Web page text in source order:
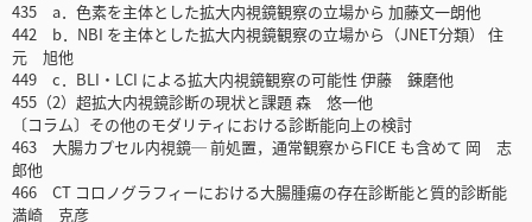
435 a．色素を主体とした拡大内視鏡観察の立場から 加藤文一朗他
442 b．NBI を主体とした拡大内視鏡観察の立場から（JNET分類） 住
元 旭他
449 c．BLI・LCI による拡大内視鏡観察の可能性 伊藤 錬磨他
455（2）超拡大内視鏡診断の現状と課題 森 悠一他
〔コラム〕その他のモダリティにおける診断能向上の検討
463 大腸カプセル内視鏡─ 前処置，通常観察からFICE も含めて 岡 志
郎他
466 CT コロノグラフィーにおける大腸腫瘍の存在診断能と質的診断能
満崎 克彦